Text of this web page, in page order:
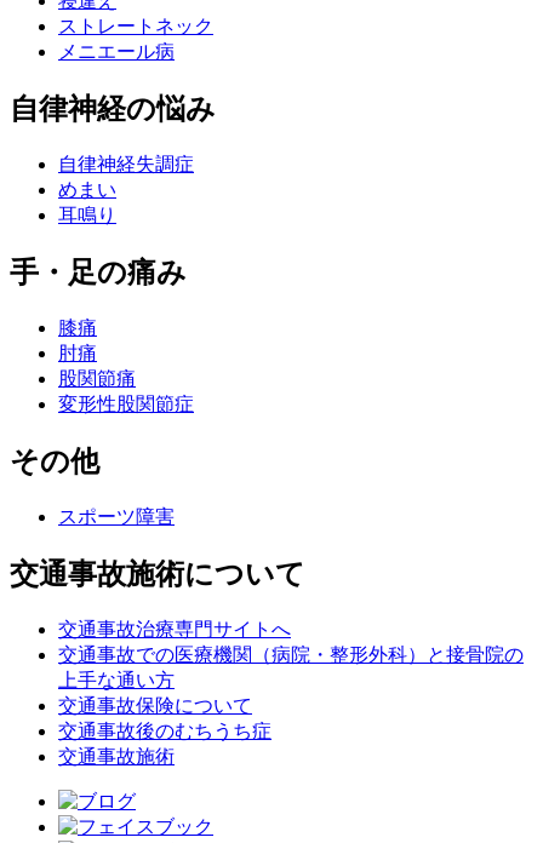
ストレートネック
メニエール病
自律神経の悩み
自律神経失調症
めまい
耳鳴り
手・足の痛み
膝痛
肘痛
股関節痛
変形性股関節症
その他
スポーツ障害
交通事故施術について
交通事故治療専門サイトへ
交通事故での医療機関（病院・整形外科）と接骨院の
上手な通い方
交通事故保険について
交通事故後のむちうち症
交通事故施術